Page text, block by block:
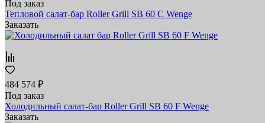
Под заказ
Тепловой салат-бар Roller Grill SB 60 C Wenge
Заказать
484 574 ₽
Под заказ
Холодильный салат-бар Roller Grill SB 60 F Wenge
Заказать